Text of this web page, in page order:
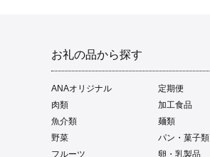
お礼の品から探す
ANAオリジナル 定期便
肉類
加工食品
魚介類
麺類
野菜
パン・菓子類
フルーツ
卵・乳製品